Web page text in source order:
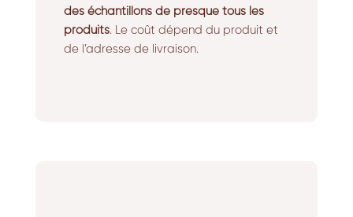
des échantillons de presque tous les
produits. Le coût dépend du produit et
de l’adresse de livraison.